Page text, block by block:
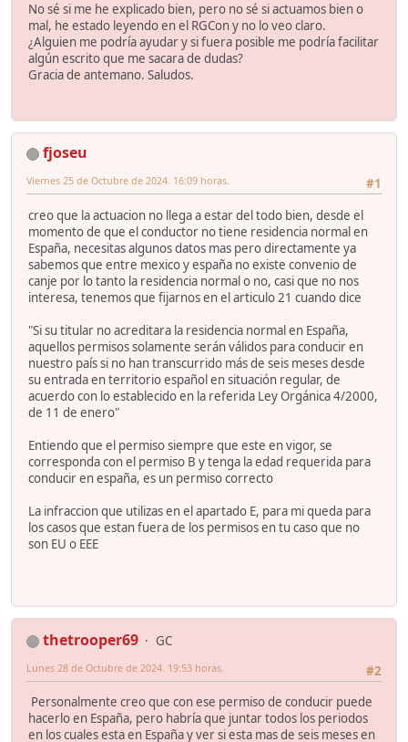
No sé si me he explicado bien, pero no sé si actuamos bien o
mal, he estado leyendo en el RGCon y no lo veo claro.
¿Alguien me podría ayudar y si fuera posible me podría facilitar
algún escrito que me sacara de dudas?
Gracia de antemano. Saludos.
fjoseu
#1
Viernes 25 de Octubre de 2024. 16:09 horas.
creo que la actuacion no llega a estar del todo bien, desde el
momento de que el conductor no tiene residencia normal en
España, necesitas algunos datos mas pero directamente ya
sabemos que entre mexico y españa no existe convenio de
canje por lo tanto la residencia normal o no, casi que no nos
interesa, tenemos que fijarnos en el articulo 21 cuando dice
"Si su titular no acreditara la residencia normal en España,
aquellos permisos solamente serán válidos para conducir en
nuestro país si no han transcurrido más de seis meses desde
su entrada en territorio español en situación regular, de
acuerdo con lo establecido en la referida Ley Orgánica 4/2000,
de 11 de enero"
Entiendo que el permiso siempre que este en vigor, se
corresponda con el permiso B y tenga la edad requerida para
conducir en españa, es un permiso correcto
La infraccion que utilizas en el apartado E, para mi queda para
los casos que estan fuera de los permisos en tu caso que no
son EU o EEE
thetrooper69
GC
#2
Lunes 28 de Octubre de 2024. 19:53 horas.
Personalmente creo que con ese permiso de conducir puede
hacerlo en España, pero habría que juntar todos los periodos
en los cuales esta en España y ver si esta mas de seis meses en